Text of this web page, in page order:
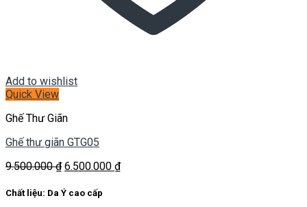
Add to wishlist
Quick View
Ghế Thư Giãn
Ghế thư giãn GTG05
9.500.000₫ Giá
là:
6.500.000 ₫Giá
Chất liệu: Da Ý cao cấp